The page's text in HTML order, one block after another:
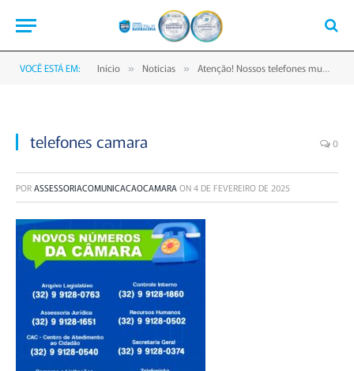
VOCÊ ESTÁ EM: Início » Notícias » Atenção! Nossos telefones mudaram !
telefones camara 0
PORASSESSORIACOMUNICACAOCAMARAON4 DE FEVEREIRO DE 2025